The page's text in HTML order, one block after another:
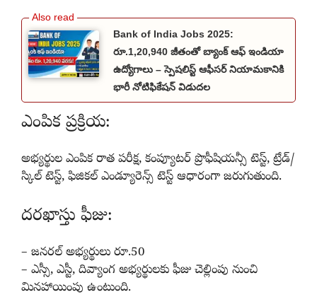
Bank of India Jobs 2025:
రూ.1,20,940 జీతంతో బ్యాంక్ ఆఫ్ ఇండియా
ఉద్యోగాలు – స్పెషలిస్ట్ ఆఫీసర్ నియామకానికి
భారీ నోటిఫికేషన్ విడుదల
ఎంపిక ప్రక్రియ:
అభ్యర్థుల ఎంపిక రాత పరీక్ష, కంప్యూటర్‌ ప్రొఫీషియన్సీ టెస్ట్‌, ట్రేడ్/
స్కిల్ టెస్ట్, ఫిజికల్‌ ఎండ్యూరెన్స్‌ టెస్ట్‌ ఆధారంగా జరుగుతుంది.
దరఖాస్తు ఫీజు:
– జనరల్‌ అభ్యర్థులు రూ.50
– ఎస్సీ, ఎస్టీ, దివ్యాంగ అభ్యర్థులకు ఫీజు చెల్లింపు నుంచి
మినహాయింపు ఉంటుంది.